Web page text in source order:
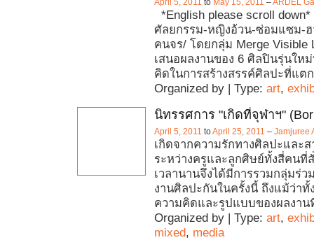
April 5, 2011 to May 15, 2011 –ARDEL
*English please scroll
ศัลยกรรม-หญิงอ้วน-ซ่อมแซม-
คนจร/ โดยกลุ่ม Merge Visible
เสนอผลงานของ 6 ศิลปินรุ่นให
คิดในการสร้างสรรค์ศิลปะที่แต
Organized by | Type: art,
นิทรรศการ "เกิดที่จุฬาฯ"
April 5, 2011 toApril 25, 2011 – Jamjuree
เกิดจากความรักทางศิลปะและ
ระหว่างครูและลูกศิษย์ทั้งสี่คนที่
เวลานานจึงได้มีการรวมกลุ่มร่
งานศิลปะกันในครั้งนี้ ถึงแม้ว่า
ความคิดและรูปแบบของผลงาน
Organized by | Type: art,
mixed, media